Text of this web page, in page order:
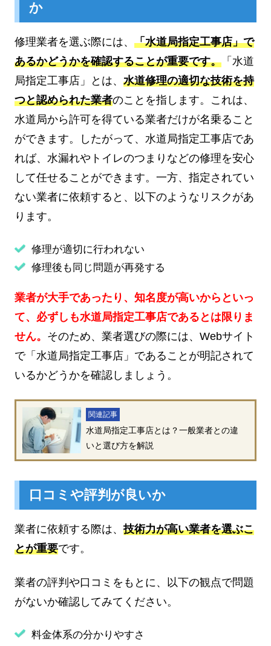
か
修理業者を選ぶ際には、 「水道局指定工事店」で
あるかどうかを確認することが重要です。 「水道
局指定工事店」とは、 水道修理の適切な技術を持
つと認められた業者のことを指します。これは、
水道局から許可を得ている業者だけが名乗ること
ができます。したがって、水道局指定工事店であ
れば、水漏れやトイレのつまりなどの修理を安心
して任せることができます。一方、指定されてい
ない業者に依頼すると、以下のようなリスクがあ
ります。
修理が適切に行われない
修理後も同じ問題が再発する
業者が大手であったり、知名度が高いからといっ
て、必ずしも水道局指定工事店であるとは限りま
せん。 そのため、業者選びの際には、Webサイト
で「水道局指定工事店」であることが明記されて
いるかどうかを確認しましょう。
関連記事
水道局指定工事店とは？一般業者との違
いと選び方を解説
口コミや評判が良いか
業者に依頼する際は、技術力が高い業者を選ぶこ
とが重要です。
業者の評判や口コミをもとに、以下の観点で問題
がないか確認してみてください。
料金体系の分かりやすさ